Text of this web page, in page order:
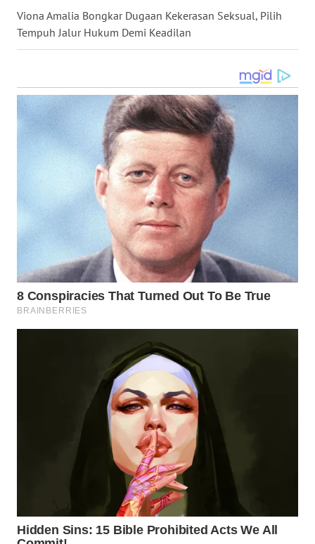
Viona Amalia Bongkar Dugaan Kekerasan Seksual, Pilih
Tempuh Jalur Hukum Demi Keadilan
WN
KARO
WN
SIMALUNGUN
LABUHANBATU
TAPANULI
WN DELI
SERDANG
WN
TEBING
WN